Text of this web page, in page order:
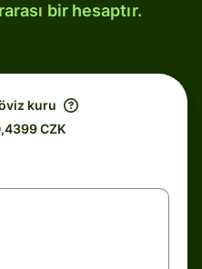
bir hesaptır.
kuru
CZK